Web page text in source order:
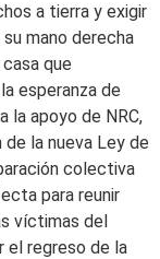
a tierra y exigir
mano derecha
que
esperanza de
la apoyo de NRC,
la nueva Ley de
colectiva
para reunir
víctimas del
el regreso de la